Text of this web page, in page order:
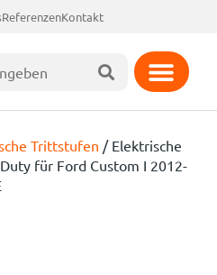
ReferenzenKontakt
Trittstufen / Elektrische
für Ford Custom I 2012-